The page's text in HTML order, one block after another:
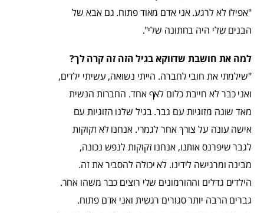
"אפילו לא לרגע. אני אדם מאוד פתוח. גם אבא של
הבנים שלי היה בחתונה שלי".
למה את חושבת שדווקא בגיל הזה זה קרה לך?
"שילמתי את חובי לחברה. הייתי נשואה, עשיתי ילדים,
ואני כבר לא חייבת כלום לאף אחד. החברות הנשית
מאד שונה מזוגיות עם גבר. בגיל שלנו הזוגיות עם
אישה עונה על צורך אחר לגמרי. אנחנו לא זקוקות
לגבר שיפרנס אותנו, אנחנו זקוקות לנפש נכונה,
מבינה ומרגישה לידינו. לא יכולה להסביר את זה.
הילדים גדלים וההורמונים שלי רוצים כבר משהו אחר.
גברים הרבה יותר סגורים רגשית ואני אדם פתוח.